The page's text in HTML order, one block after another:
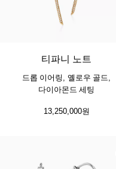
티파니 노트
드롭 이어링, 옐로우 골드,
다이아몬드 세팅
13,250,000원